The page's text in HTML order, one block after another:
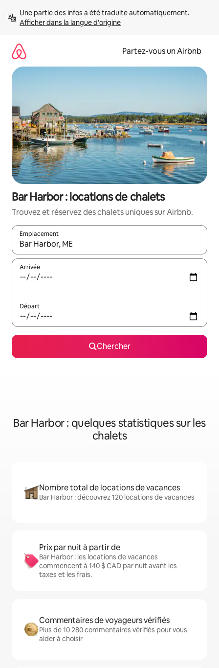
directement
Afficher dans la langue d'origine
Partez-vous un Airbnb
Bar Harbor : locations de chalets
Trouvez et réservez des chalets uniques sur Airbnb.
Emplacement
Quand les résultats sont affichés, parcourez-les en utilisant
Arrivée
Départ
Chercher
Bar Harbor : quelques statistiques sur les
chalets
Nombre total de locations de vacances
Bar Harbor : découvrez 120 locations de vacances
Prix par nuit à partir de
Bar Harbor : les locations de vacances
commencent à 140 $ CAD par nuit avant les
taxes et les frais.
Commentaires de voyageurs vérifiés
Plus de 10 280 commentaires vérifiés pour vous
aider à choisir